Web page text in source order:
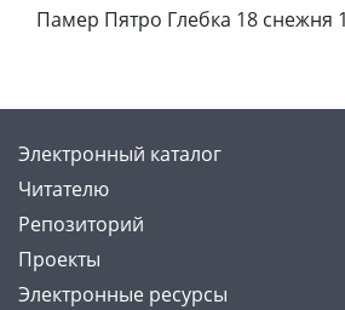
Памер Пятро Глебка 18 снежня
Электронный каталог
Читателю
Репозиторий
Проекты
Электронные ресурсы